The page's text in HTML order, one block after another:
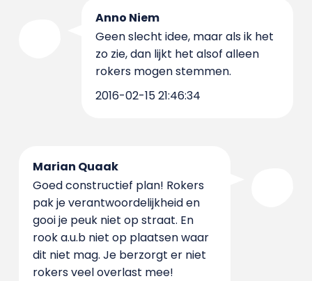
Anno Niem
Geen slecht idee, maar als ik het
zo zie, dan lijkt het alsof alleen
rokers mogen stemmen.
2016-02-15 21:46:34
Marian Quaak
Goed constructief plan! Rokers
pak je verantwoordelijkheid en
gooi je peuk niet op straat. En
rook a.u.b niet op plaatsen waar
dit niet mag. Je berzorgt er niet
rokers veel overlast mee!